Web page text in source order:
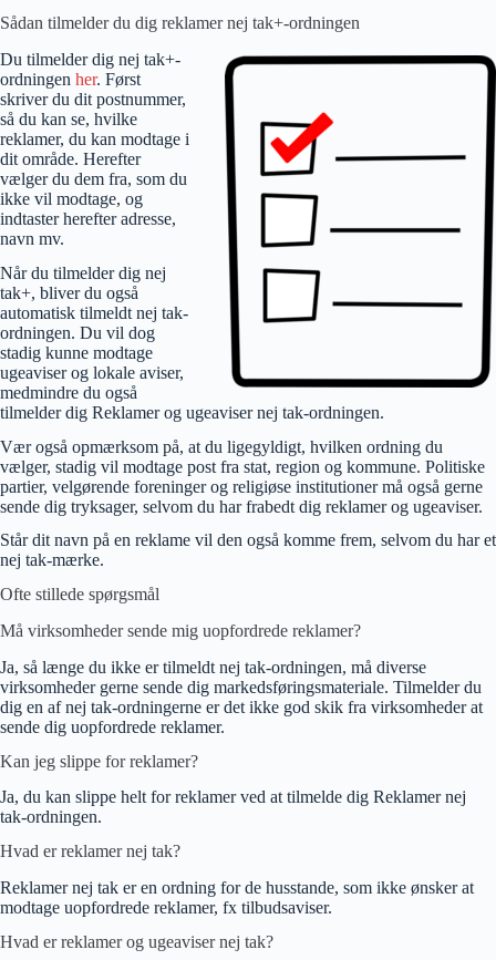
Sådan tilmelder du dig reklamer nej tak+-ordningen
Du tilmelder dig nej tak+-
ordningen her. Først
skriver du dit postnummer,
så du kan se, hvilke
reklamer, du kan modtage i
dit område. Herefter
vælger du dem fra, som du
ikke vil modtage, og
indtaster herefter adresse,
navn mv.
Når du tilmelder dig nej
tak+, bliver du også
automatisk tilmeldt nej tak-
ordningen. Du vil dog
stadig kunne modtage
ugeaviser og lokale aviser,
medmindre du også
tilmelder dig Reklamer og ugeaviser nej tak-ordningen.
Vær også opmærksom på, at du ligegyldigt, hvilken ordning du
vælger, stadig vil modtage post fra stat, region og kommune. Politiske
partier, velgørende foreninger og religiøse institutioner må også gerne
sende dig tryksager, selvom du har frabedt dig reklamer og ugeaviser.
Står dit navn på en reklame vil den også komme frem, selvom du har et
nej tak-mærke.
Ofte stillede spørgsmål
Må virksomheder sende mig uopfordrede reklamer?
Ja, så længe du ikke er tilmeldt nej tak-ordningen, må diverse
virksomheder gerne sende dig markedsføringsmateriale. Tilmelder du
dig en af nej tak-ordningerne er det ikke god skik fra virksomheder at
sende dig uopfordrede reklamer.
Kan jeg slippe for reklamer?
Ja, du kan slippe helt for reklamer ved at tilmelde dig Reklamer nej
tak-ordningen.
Hvad er reklamer nej tak?
Reklamer nej tak er en ordning for de husstande, som ikke ønsker at
modtage uopfordrede reklamer, fx tilbudsaviser.
Hvad er reklamer og ugeaviser nej tak?